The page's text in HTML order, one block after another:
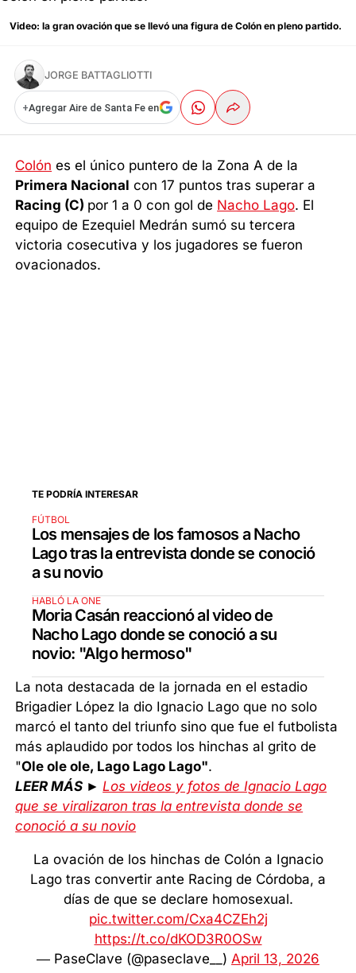
Video: la gran ovación que se llevó una figura de Colón en pleno partido.
JORGE BATTAGLIOTTI
+Agregar Aire de Santa Fe en
Colón es el único puntero de la Zona A de la
Primera Nacional con 17 puntos tras superar a
Racing (C) por 1 a 0 con gol de Nacho Lago. El
equipo de Ezequiel Medrán sumó su tercera
victoria cosecutiva y los jugadores se fueron
ovacionados.
TE PODRÍA INTERESAR
FÚTBOL
Los mensajes de los famosos a Nacho
Lago tras la entrevista donde se conoció
a su novio
HABLÓ LA ONE
Moria Casán reaccionó al video de
Nacho Lago donde se conoció a su
novio: "Algo hermoso"
La nota destacada de la jornada en el estadio
Brigadier López la dio Ignacio Lago que no solo
marcó el tanto del triunfo sino que fue el futbolista
más aplaudido por todos los hinchas al grito de
"Ole ole ole, Lago Lago Lago".
LEER MÁS ► Los videos y fotos de Ignacio Lago
que se viralizaron tras la entrevista donde se
conoció a su novio
La ovación de los hinchas de Colón a Ignacio
Lago tras convertir ante Racing de Córdoba, a
días de que se declare homosexual.
pic.twitter.com/Cxa4CZEh2j
https://t.co/dKOD3R0OSw
— PaseClave (@paseclave__) April 13, 2026